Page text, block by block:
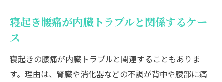
寝起き腰痛が内臓トラブルと関係するケー
ス
寝起きの腰痛が内臓トラブルと関連することもありま
す。理由は、腎臓や消化器などの不調が背中や腰部に痛